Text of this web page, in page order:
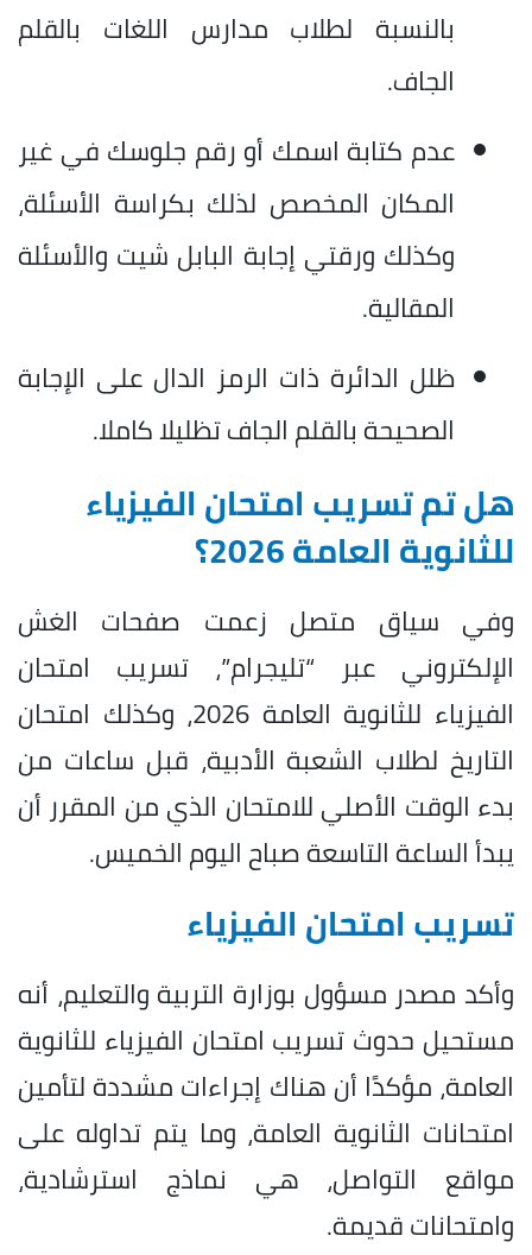
بالنسبة لطلاب مدارس اللغات بالقلم
الجاف.
عدم كتابة اسمك أو رقم جلوسك في غير
المكان المخصص لذلك بكراسة الأسئلة،
وكذلك ورقتي إجابة البابل شيت والأسئلة
المقالية.
ظلل الدائرة ذات الرمز الدال على الإجابة
الصحيحة بالقلم الجاف تظليلا كاملا.
هل تم تسريب امتحان الفيزياء
للثانوية العامة 2026؟
وفي سياق متصل زعمت صفحات الغش
الإلكتروني عبر “تليجرام”، تسريب امتحان
الفيزياء للثانوية العامة 2026، وكذلك امتحان
التاريخ لطلاب الشعبة الأدبية، قبل ساعات من
بدء الوقت الأصلي للامتحان الذي من المقرر أن
يبدأ الساعة التاسعة صباح اليوم الخميس.
تسريب امتحان الفيزياء
وأكد مصدر مسؤول بوزارة التربية والتعليم، أنه
مستحيل حدوث تسريب امتحان الفيزياء للثانوية
العامة، مؤكدًا أن هناك إجراءات مشددة لتأمين
امتحانات الثانوية العامة، وما يتم تداوله على
مواقع التواصل، هي نماذج استرشادية،
وامتحانات قديمة.